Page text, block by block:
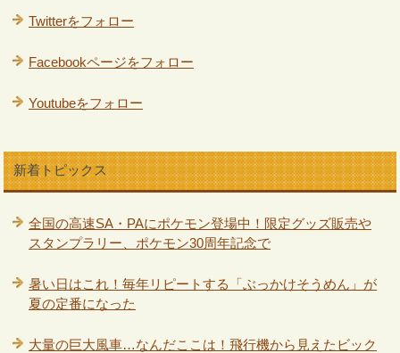
Twitterをフォロー
Facebookページをフォロー
Youtubeをフォロー
新着トピックス
全国の高速SA・PAにポケモン登場中！限定グッズ販売や
スタンプラリー、ポケモン30周年記念で
暑い日はこれ！毎年リピートする「ぶっかけそうめん」が
夏の定番になった
大量の巨大風車…なんだここは！飛行機から見えたビック